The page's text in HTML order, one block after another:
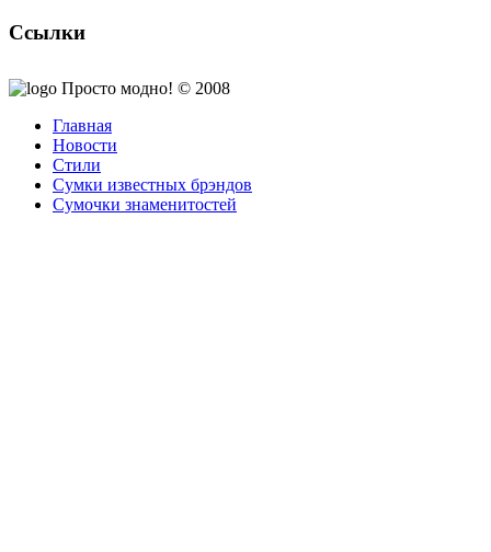
Ссылки
Просто модно! © 2008
Главная
Новости
Стили
Сумки известных брэндов
Сумочки знаменитостей